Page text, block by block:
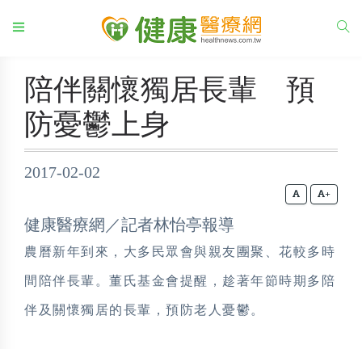
陪伴關懷獨居長輩 預
防憂鬱上身
2017-02-02
+
健康醫療網／記者林怡亭報導
農曆新年到來，大多民眾會與親友團聚、花較多時
間陪伴長輩。董氏基金會提醒，趁著年節時期多陪
伴及關懷獨居的長輩，預防老人憂鬱。